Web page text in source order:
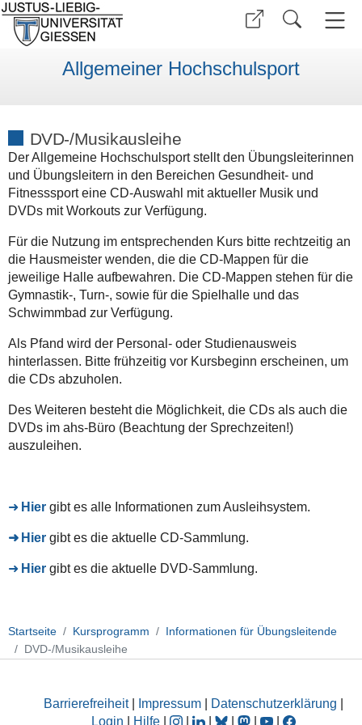
Allgemeiner Hochschulsport
DVD-/Musikausleihe
Der Allgemeine Hochschulsport stellt den Übungsleiterinnen
und Übungsleitern in den Bereichen Gesundheit- und
Fitnesssport eine CD-Auswahl mit aktueller Musik und
DVDs mit Workouts zur Verfügung.
Für die Nutzung im entsprechenden Kurs bitte rechtzeitig an
die Hausmeister wenden, die die CD-Mappen für die
jeweilige Halle aufbewahren. Die CD-Mappen stehen für die
Gymnastik-, Turn-, sowie für die Spielhalle und das
Schwimmbad zur Verfügung.
Als Pfand wird der Personal- oder Studienausweis
hinterlassen. Bitte frühzeitig vor Kursbeginn erscheinen, um
die CDs abzuholen.
Des Weiteren besteht die Möglichkeit, die CDs als auch die
DVDs im ahs-Büro (Beachtung der Sprechzeiten!)
auszuleihen.
Hiergibt es alle Informationen zum Ausleihsystem.
Hier gibt es die aktuelle CD-Sammlung.
Hiergibt es die aktuelle DVD-Sammlung.
Startseite Kursprogramm
Informationen für Übungsleitende
DVD-/Musikausleihe
Barrierefreiheit| Impressum Datenschutzerklärung
Login
Hilfe